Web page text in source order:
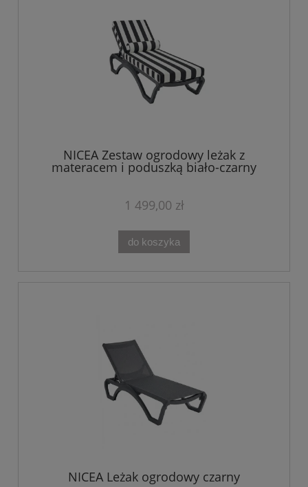
NICEA Zestaw ogrodowy leżak z
materacem i poduszką biało-czarny
1 499,00 zł
do koszyka
NICEA Leżak ogrodowy czarny